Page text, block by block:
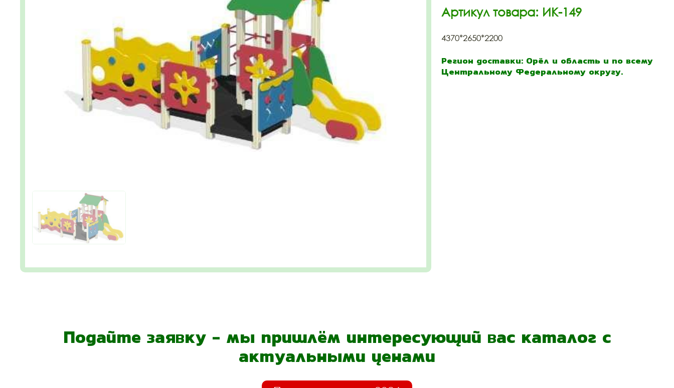
Артикул товара: ИК-149
4370*2650*2200
Регион доставки: Орёл и область и по всему
Центральному Федеральному округу.
Подайте заявку - мы пришлём интересующий вас каталог с
актуальными ценами